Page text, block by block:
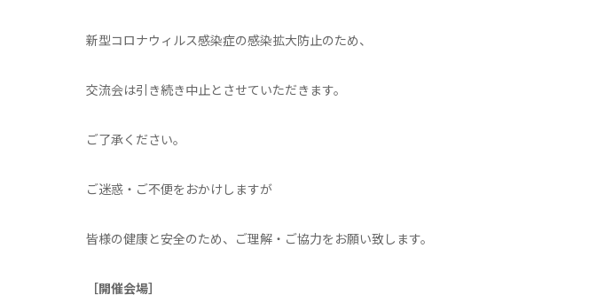
新型コロナウィルス感染症の感染拡大防止のため、
交流会は引き続き中止とさせていただきます。
ご了承ください。
ご迷惑・ご不便をおかけしますが
皆様の健康と安全のため、ご理解・ご協力をお願い致します。
［開催会場］